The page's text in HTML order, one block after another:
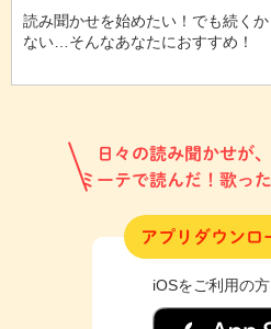
読み聞かせを始めたい！でも続く
ない…そんなあなたにおすすめ！
日々の読み聞かせが
ミーテで読んだ！歌っ
アプリダウンロ
iOSをご利用の